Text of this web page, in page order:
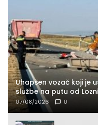
Uhapšen vozač koji je
službe na putu od
07/08/2026 0